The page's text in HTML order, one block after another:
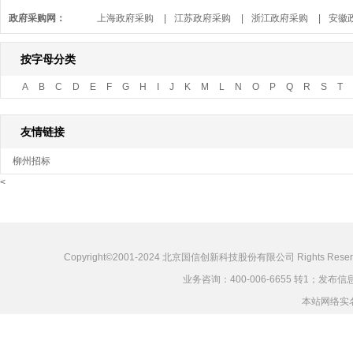
山西招标网 内蒙招标网 | 湖南招标网 | 河南招标网
政府采购网： 上海政府采购 江苏政府采购 浙江政府采购 安徽
按字母分类
A B C D E F G H J K M L N O P Q R S T
友情链接
柳州招标
<
Copyright©2001-2024 北京国信创新科技股份有限公司 Rights
业务咨询：400-006-6655 转1；发布
本站网络实